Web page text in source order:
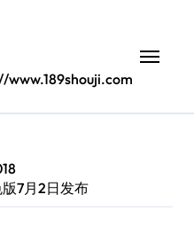
www.189shouji.com
7月2日发布